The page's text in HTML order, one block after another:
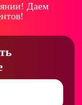
Даем